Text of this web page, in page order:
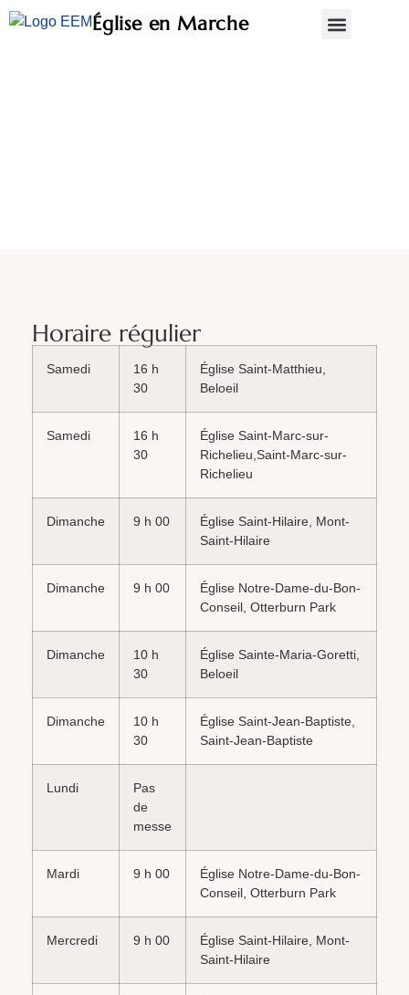
Église en Marche
Horaire régulier
Samedi
16 h
30
Église Saint-Matthieu,
Beloeil
Samedi
16 h
30
Église Saint-Marc-sur-
Richelieu,Saint-Marc-sur-
Richelieu
Dimanche 9 h 00
Église Saint-Hilaire, Mont-
Saint-Hilaire
Dimanche 9 h 00
Église Notre-Dame-du-Bon-
Conseil, Otterburn Park
Dimanche
10 h
30
Église Sainte-Maria-Goretti,
Beloeil
Dimanche
10 h
30
Église Saint-Jean-Baptiste,
Saint-Jean-Baptiste
Lundi
Pas
de
messe
Mardi 9 h 00
Église Notre-Dame-du-Bon-
Conseil, Otterburn Park
Mercredi 9 h 00
Église Saint-Hilaire, Mont-
Saint-Hilaire